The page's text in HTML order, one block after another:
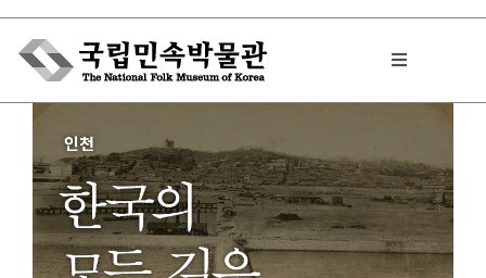
Skip
content
Toggle
박물관에서는
민속이야기